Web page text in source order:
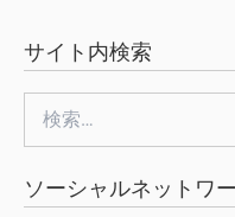
サイト内検索
索:
ソーシャルネットワ